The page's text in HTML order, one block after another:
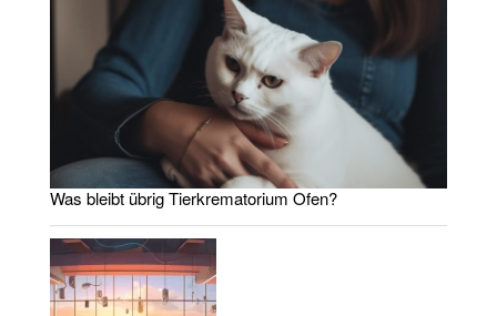
Was bleibt übrig Tierkrematorium Ofen?